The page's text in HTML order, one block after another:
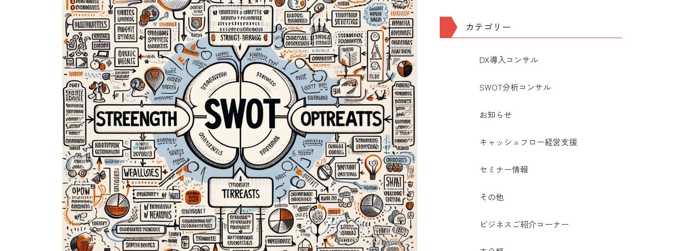
カテゴリー
DX導入コンサル
SWOT分析コンサル
お知らせ
キャッシュフロー経営支援
セミナー情報
その他
ビジネスご紹介コーナー